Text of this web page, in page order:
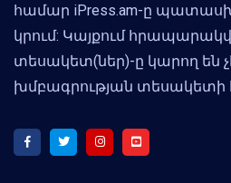
համար iPress.am-ը
կրում: Կայքում
տեսակետ(ներ)-ը կարող են
խմբագրության տեսակետի